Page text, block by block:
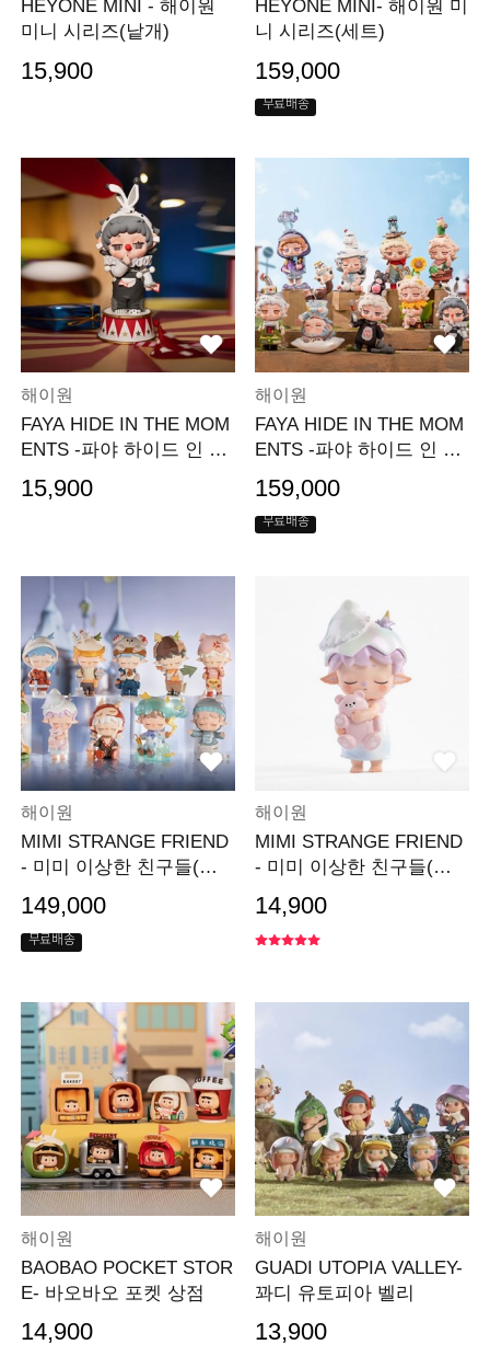
HEYONE MINI - 해이원
미니 시리즈(낱개)
15,900
HEYONE MINI- 해이원 미
니 시리즈(세트)
159,000
무료배송
해이원
FAYA HIDE IN THE MOM
ENTS -파야 하이드 인 더
15,900
해이원
FAYA HIDE IN THE MOM
ENTS -파야 하이드 인 더
159,000
무료배송
해이원
MIMI STRANGE FRIEND
- 미미 이상한 친구들(세
트)
149,000
무료배송
해이원
MIMI STRANGE FRIEND
- 미미 이상한 친구들(낱
개)
14,900
해이원
BAOBAO POCKET STOR
E- 바오바오 포켓 상점
14,900
해이원
GUADI UTOPIA VALLEY-
꽈디 유토피아 벨리
13,900